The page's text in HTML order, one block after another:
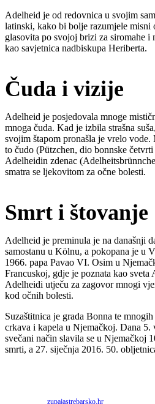
Adelheid je od redovnica u svojim
latinski, kako bi bolje razumjele misni
glasovita po svojoj brizi za siromahe i
kao savjetnica nadbiskupa Heriberta.
Čuda i vizije
Adelheid je posjedovala mnoge
mnoga čuda. Kad je izbila strašna
svojim štapom pronašla je vrelo
to čudo (Pützchen, dio bonnske
Adelheidin zdenac
smatra se ljekovitom za očne bolesti.
Smrt i štovanje
Adelheid je preminula je na današnji
samostanu u Kölnu, a pokopana je u
1966. papa Pavao VI. Osim u
Francuskoj, gdje je poznata kao sveta
Adelheidi utječu za zagovor mnogi
kod očnih bolesti.
Suzaštitnica je grada Bonna te
crkava i kapela u Njemačkoj. Dana 5.
svečani način slavila se u Njemačkoj
smrti, a 27. siječnja 2016. 50.
Izvor:zupajastrebarsko.hr